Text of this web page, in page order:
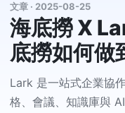
文章 · 2025-08-25
海底撈 X
底撈如何做
Lark 是一站式企業協
格、會議、知識庫與